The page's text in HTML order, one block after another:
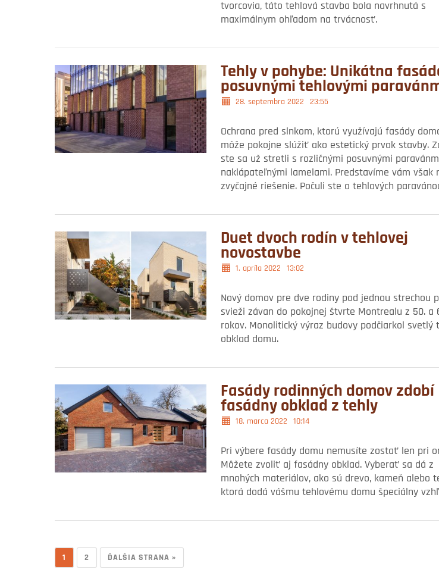
tvorcovia, táto tehlová stavba bola navrhnutá s
maximálnym ohľadom na trvácnosť.
Tehly v pohybe: Unikátna
posuvnými tehlovými
28. septembra 2022 23:55
Ochrana pred slnkom, ktorú využívajú fasády
môže pokojne slúžiť ako estetický prvok stavby.
ste sa už stretli s rozličnými posuvnými
naklápateľnými lamelami. Predstavíme vám však
zvyčajné riešenie. Počuli ste o tehlových
Duet dvoch rodín v tehlovej
novostavbe
1. apríla 2022 13:02
Nový domov pre dve rodiny pod jednou strechou
svieži závan do pokojnej štvrte Montrealu z 50. a
rokov. Monolitický výraz budovy podčiarkol svetlý
obklad domu.
Fasády rodinných domov zdobí
fasádny obklad z tehly
18. marca 2022 10:14
Pri výbere fasády domu nemusíte zostať len pri
Môžete zvoliť aj fasádny obklad. Vyberať sa dá z
mnohých materiálov, ako sú drevo, kameň alebo
ktorá dodá vášmu tehlovému domu špeciálny
1 2 ĎALŠIA STRANA »